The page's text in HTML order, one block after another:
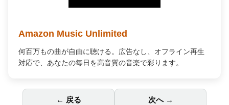
Amazon Music Unlimited
何百万もの曲が自由に聴ける。広告なし、オフライン再生
対応で、あなたの毎日を高音質の音楽で彩ります。
← 戻る 次へ →